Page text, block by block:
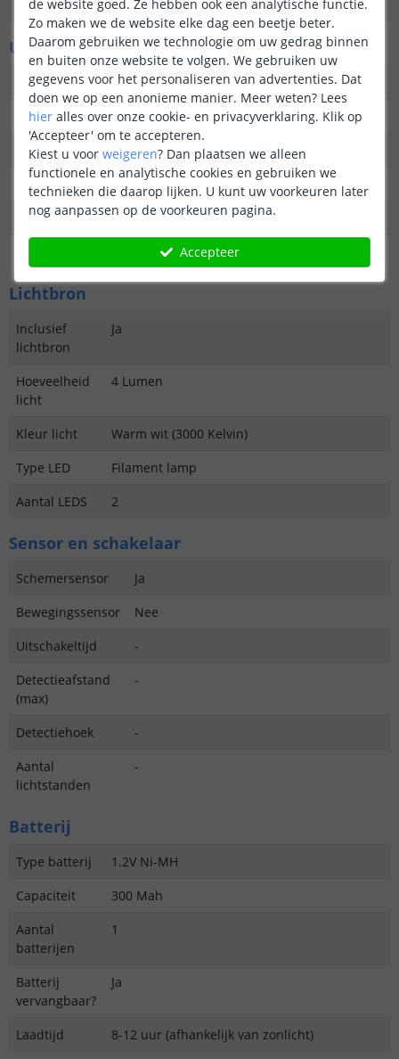
Garantie 2 jaar
Uiterlijke kenmerken
Vormgeving/stijl
Tijdloos
Materiaal
Metaal
Kleur
Zwart
Lengte
18,5 cm
Breedte
48,5 cm
14,5 cm
Lichtbron
Inclusief
lichtbron
Ja
Hoeveelheid
licht
4 Lumen
Kleur licht
Warm wit (3000 Kelvin)
Type LED
Filament lamp
Aantal LEDS
2
Sensor en schakelaar
Schemersensor
Ja
Bewegingssensor
Nee
Uitschakeltijd
-
Detectieafstand
(max)
-
Detectiehoek
-
Aantal
lichtstanden
-
Batterij
Type batterij
1.2V Ni-MH
Capaciteit
300 Mah
Aantal
batterijen
1
Batterij
vervangbaar?
Ja
Laadtijd
8-12 uur (afhankelijk van zonlicht)
de website goed. Ze hebben ook een analytische functie.
Zo maken we de website elke dag een beetje beter.
Daarom gebruiken we technologie om uw gedrag binnen
en buiten onze website te volgen. We gebruiken uw
gegevens voor het personaliseren van advertenties. Dat
doen we op een anonieme manier. Meer weten? Lees
hier alles over onze cookie- en privacyverklaring. Klik op
'Accepteer' om te accepteren.
Kiest u voor weigeren? Dan plaatsen we alleen
functionele en analytische cookies en gebruiken we
technieken die daarop lijken. U kunt uw voorkeuren later
nog aanpassen op de voorkeuren pagina.
Accepteer